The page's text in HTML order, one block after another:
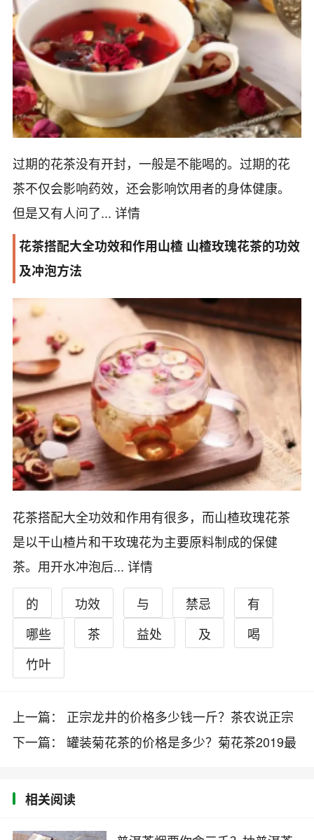
过期的花茶没有开封，一般是不能喝的。过期的花
茶不仅会影响药效，还会影响饮用者的身体健康。
但是又有人问了... 详情
花茶搭配大全功效和作用山楂 山楂玫瑰花茶的功效
及冲泡方法
花茶搭配大全功效和作用有很多，而山楂玫瑰花茶
是以干山楂片和干玫瑰花为主要原料制成的保健
茶。用开水冲泡后... 详情
的 功效 与 禁忌
有
哪些
茶 益处 及
喝
竹叶
上一篇： 正宗龙井的价格多少钱一斤？茶农说正宗
西湖龙井很难买到
下一篇： 罐装菊花茶的价格是多少？菊花茶2019最
相关阅读